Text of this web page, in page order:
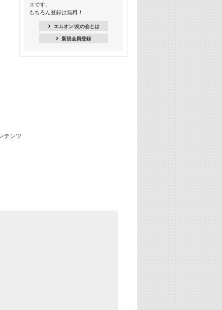
16:30
あのころK-POPヒッツ! 2021年
スです。
もちろん登録は無料！
エムオン!友の会とは
新規会員登録